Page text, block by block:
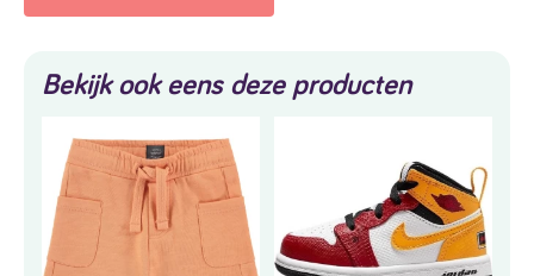
Bekijk ook eens deze producten